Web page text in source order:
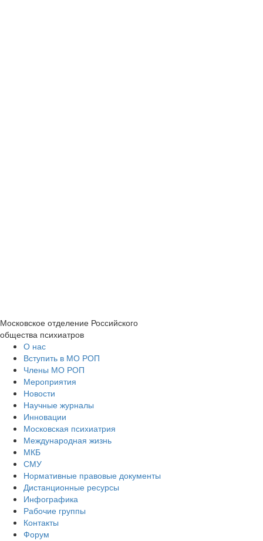
Московское отделение Российского
общества психиатров
О нас
Вступить в МО РОП
Члены МО РОП
Мероприятия
Новости
Научные журналы
Инновации
Московская психиатрия
Международная жизнь
МКБ
СМУ
Нормативные правовые документы
Дистанционные ресурсы
Инфографика
Рабочие группы
Контакты
Форум